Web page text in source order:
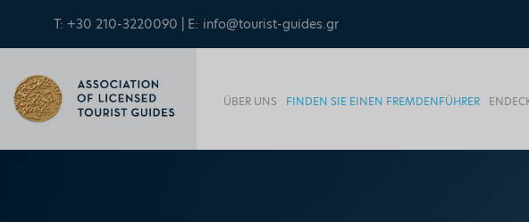
T: +30 210-3220090 | E: info@tourist-guides.gr
ÜBER UNS FINDEN SIE EINEN FREMDENFÜHRER